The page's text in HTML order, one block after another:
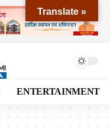
ENTERTAINMENT
Translate »